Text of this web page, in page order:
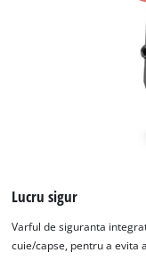
Lucru sigur
Varful de siguranta
cuie/capse, pentru a evita